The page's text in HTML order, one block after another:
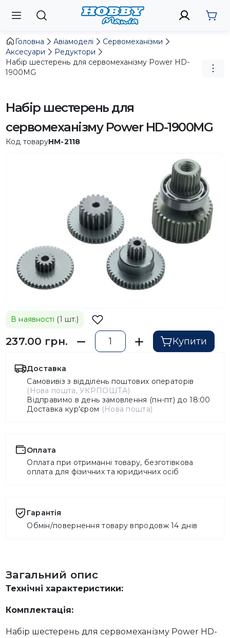
Головна Авіамоделі
Сервомеханізми
Аксесуари
Редуктори
Набір шестерень для сервомеханізму Power HD-
1900MG
Набір шестерень для
сервомеханізму Power HD-1900MG
Код товаруHM-2118
В наявності (1 шт.)
237.00 грн. Купити
Доставка
Самовивіз з відділень поштових операторів
(Нова пошта, УКРПОШТА)
Відправимо в день замовлення (пн-пт) до 18:00
Доставка кур'єром (Нова пошта)
Оплата
Оплата при отриманні товару, безготівкова
оплата для фізичних та юридичних осіб
Гарантія
Обмін/повернення товару впродовж 14 днів
Загальний опис
Технічні характеристики:
Комплектація:
Набір шестерень для сервомеханізму Power HD-